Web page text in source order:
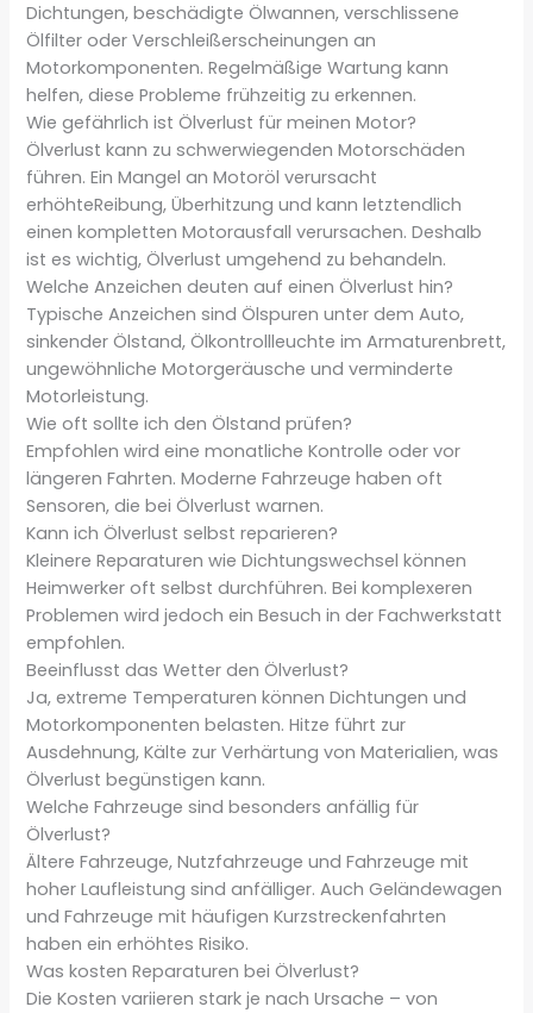
Dichtungen, beschädigte Ölwannen, verschlissene
Ölfilter oder Verschleißerscheinungen an
Motorkomponenten. Regelmäßige Wartung kann
helfen, diese Probleme frühzeitig zu erkennen.
Wie gefährlich ist Ölverlust für meinen Motor?
Ölverlust kann zu schwerwiegenden Motorschäden
führen. Ein Mangel an Motoröl verursacht
erhöhteReibung, Überhitzung und kann letztendlich
einen kompletten Motorausfall verursachen. Deshalb
ist es wichtig, Ölverlust umgehend zu behandeln.
Welche Anzeichen deuten auf einen Ölverlust hin?
Typische Anzeichen sind Ölspuren unter dem Auto,
sinkender Ölstand, Ölkontrollleuchte im Armaturenbrett,
ungewöhnliche Motorgeräusche und verminderte
Motorleistung.
Wie oft sollte ich den Ölstand prüfen?
Empfohlen wird eine monatliche Kontrolle oder vor
längeren Fahrten. Moderne Fahrzeuge haben oft
Sensoren, die bei Ölverlust warnen.
Kann ich Ölverlust selbst reparieren?
Kleinere Reparaturen wie Dichtungswechsel können
Heimwerker oft selbst durchführen. Bei komplexeren
Problemen wird jedoch ein Besuch in der Fachwerkstatt
empfohlen.
Beeinflusst das Wetter den Ölverlust?
Ja, extreme Temperaturen können Dichtungen und
Motorkomponenten belasten. Hitze führt zur
Ausdehnung, Kälte zur Verhärtung von Materialien, was
Ölverlust begünstigen kann.
Welche Fahrzeuge sind besonders anfällig für
Ölverlust?
Ältere Fahrzeuge, Nutzfahrzeuge und Fahrzeuge mit
hoher Laufleistung sind anfälliger. Auch Geländewagen
und Fahrzeuge mit häufigen Kurzstreckenfahrten
haben ein erhöhtes Risiko.
Was kosten Reparaturen bei Ölverlust?
Die Kosten variieren stark je nach Ursache – von